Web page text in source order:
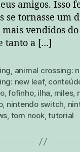
amigos. Isso
se tornasse um
mais vendidos
tanto a […]
, animal crossing:
new leaf,
,fofinho, ilha, miles,
, nintendo switch,
, tom nook,tutorial